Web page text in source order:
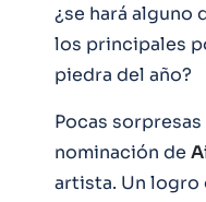
¿se hará alguno
los principales
piedra del año?
Pocas
nominación de
artista. Un logro